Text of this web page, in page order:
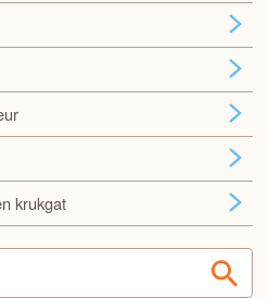
krukgat